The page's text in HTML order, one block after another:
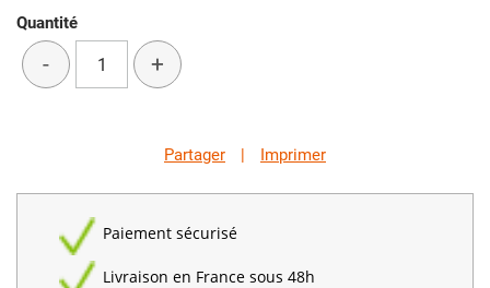
Quantité
- +
Partager | Imprimer
Paiement sécurisé
Livraison en France sous 48h